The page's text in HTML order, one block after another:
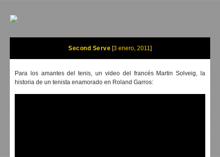
Second Serve 3 enero, 2011
Para los amantes del tenis, un video del francés Martin Solveig, la
historia de un tenista enamorado en Roland Garros: